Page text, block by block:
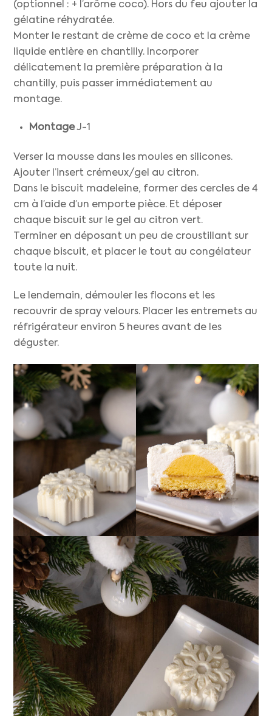
(optionnel : + l’arôme coco). Hors du feu ajouter la
gélatine réhydratée.
Monter le restant de crème de coco et la crème
liquide entière en chantilly. Incorporer
délicatement la première préparation à la
chantilly, puis passer immédiatement au
montage.
MontageJ-1
Verser la mousse dans les moules en silicones.
Ajouter l’insert crémeux/gel au citron.
Dans le biscuit madeleine, former des cercles de 4
cm à l’aide d’un emporte pièce. Et déposer
chaque biscuit sur le gel au citron vert.
Terminer en déposant un peu de croustillant sur
chaque biscuit, et placer le tout au congélateur
toute la nuit.
Le lendemain, démouler les flocons et les
recouvrir de spray velours. Placer les entremets au
réfrigérateur environ 5 heures avant de les
déguster.